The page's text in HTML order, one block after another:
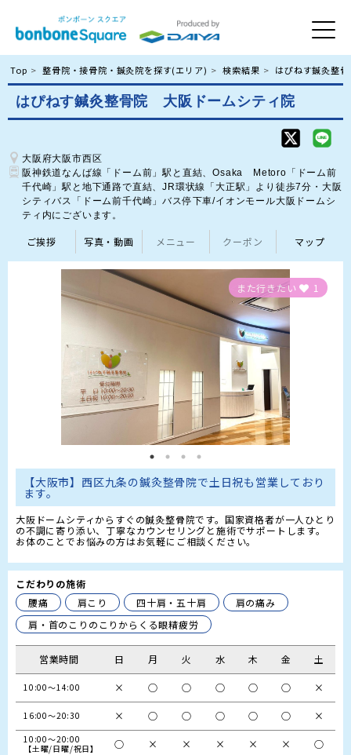
Top 整骨院・接骨院・鍼灸院を探す(エリア) 検索結果 はぴねす鍼灸整
はぴねす鍼灸整骨院 大阪ドームシティ院
大阪府大阪市西区
阪神鉄道なんば線「ドーム前」駅と直結、Osaka　Metoro「ドーム前
千代崎」駅と地下通路で直結、JR環状線「大正駅」より徒歩7分・大阪
シティバス「ドーム前千代崎」バス停下車/イオンモール大阪ドームシ
ティ内にございます。
ご挨拶 写真・動画 メニュー クーポン マップ
また行きたい 1
【大阪市】西区九条の鍼灸整骨院で土日祝も営業しており
ます。
大阪ドームシティからすぐの鍼灸整骨院です。国家資格者が一人ひとり
の不調に寄り添い、丁寧なカウンセリングと施術でサポートします。
お体のことでお悩みの方はお気軽にご相談ください。
こだわりの施術
腰痛
肩こり 四十肩・五十肩
肩の痛み
肩・首のこりのこりからくる眼精疲労
営業時間 日 月 火 水 木 金 土
× ○ ○ ○ ○ ○ ×
16:00～20:30 × ○ ○ ○ ○ ○ ×
10:00～20:00
【土曜/日曜/祝日】
○ × × × × × ○